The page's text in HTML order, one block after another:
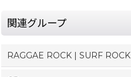
関連グループ
RAGGAE ROCK | SURF ROCK